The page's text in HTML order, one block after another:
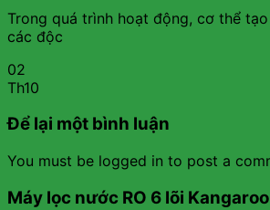
Trong quá trình hoạt động, cơ thể
các độc
02
Th10
Để lại một bình luận
You must be logged in to post a
Máy lọc nước RO 6 lõi Kangaroo